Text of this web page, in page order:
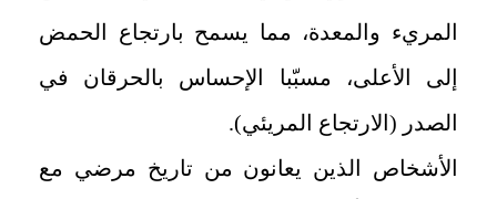
المريء والمعدة، مما يسمح بارتجاع الحمض
إلى الأعلى، مسبّبا الإحساس بالحرقان في
الصدر (الارتجاع المريئي).
الأشخاص الذين يعانون من تاريخ مرضي مع